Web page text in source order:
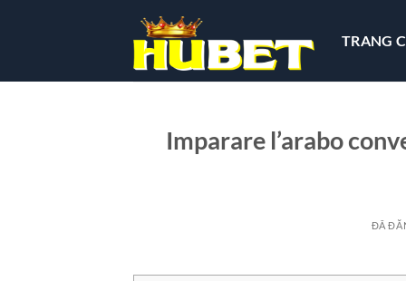
dung
TRANG
Imparare l’arabo
ĐÃ